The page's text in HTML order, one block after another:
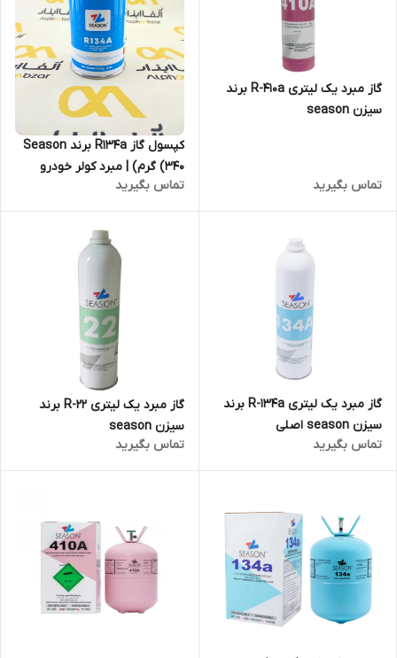
گاز مبرد یک لیتری R-410a برند
سیزن season
تماس بگیرید
کپسول گاز R134a برند Season
(340 گرم) | مبرد کولر خودرو
تماس بگیرید
گاز مبرد یک لیتری R-134a برند
سیزن season اصلی
تماس بگیرید
گاز مبرد یک لیتری R-22 برند
سیزن season
تماس بگیرید